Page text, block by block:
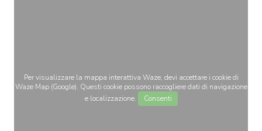
Per visualizzare la mappa interattiva Waze, devi accettare i cookie di
Waze Map (Google). Questi cookie possono raccogliere dati di navigazione
e localizzazione.
Consenti